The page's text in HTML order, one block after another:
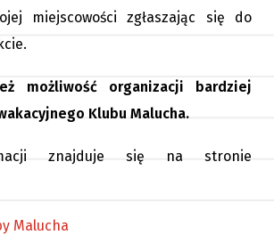
miejscowości zgłaszając się do
możliwość organizacji bardziej
Klubu Malucha.
znajduje się na stronie
Malucha